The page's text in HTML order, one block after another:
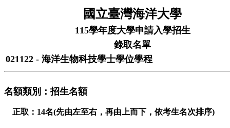
國立臺灣海洋大學
115學年度大學申請入學招生
錄取名單
021122 - 海洋生物科技學士學位學程
名額類別：招生名額
正取：14名(先由左至右，再由上而下，依考生名次排序)